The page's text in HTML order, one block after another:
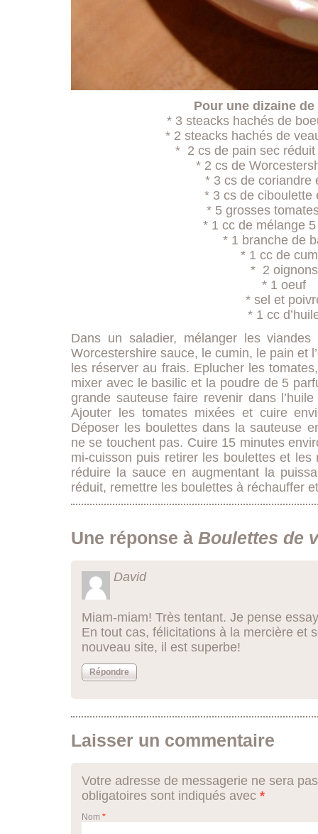
Pour une dizaine
* 3 steacks hachés de
* 2 steacks hachés de
* 2 cs de pain sec réduit
* 2 cs de
* 3 cs de coriandre
* 3 cs de ciboulette
* 5 grosses
* 1 cc de mélange
* 1 branche de
* 1 cc de
* 2 oignons
* 1 oeuf
* sel et
* 1 cc
Dans un saladier, mélanger les
Worcestershire sauce, le cumin, le pain et
les réserver au frais. Eplucher les
mixer avec le basilic et la poudre de 5
grande sauteuse faire revenir dans
Ajouter les tomates mixées et cuire
Déposer les boulettes dans la sauteuse
ne se touchent pas. Cuire 15 minutes
mi-cuisson puis retirer les boulettes et
réduire la sauce en augmentant la
réduit, remettre les boulettes à réchauffer
Une réponse à Boulettes de
David
Miam-miam! Très tentant. Je pense
En tout cas, félicitations à la mercière et
nouveau site, il est superbe!
Répondre
Laisser un commentaire
Votre adresse de messagerie ne sera
obligatoires sont indiqués avec *
Nom *